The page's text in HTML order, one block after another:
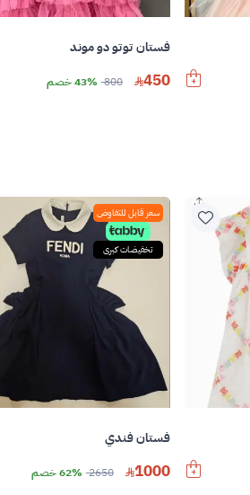
فستان توتو دو موند
450
800 43% خصم
سعر قابل للتفاوض
تخفيضات كبرى
فستان فندي
1000
2650 62% خصم